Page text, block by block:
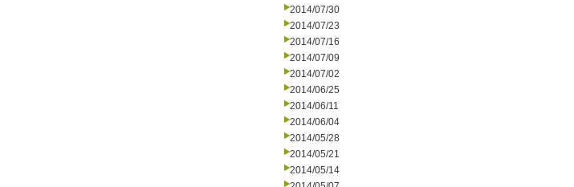
2014/07/30
2014/07/23
2014/07/16
2014/07/09
2014/07/02
2014/06/25
2014/06/11
2014/06/04
2014/05/28
2014/05/21
2014/05/14